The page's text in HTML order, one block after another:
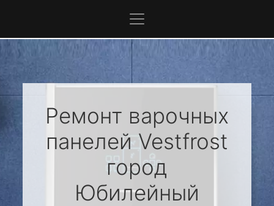
Ремонт варочных
панелейVestfrost
город
Юбилейный